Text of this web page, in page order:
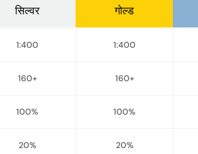
सिल्वर गोल्ड
1:400 1:400
160+ 160+
100% 100%
20% 20%